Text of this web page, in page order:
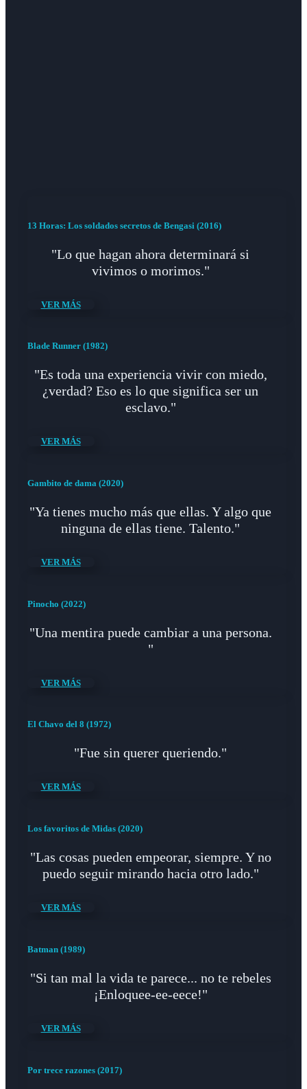
13 Horas: Los soldados secretos de Bengasi (2016)
"Lo que hagan ahora determinará si
vivimos o morimos."
VER MÁS
Blade Runner (1982)
"Es toda una experiencia vivir con miedo,
¿verdad? Eso es lo que significa ser un
esclavo."
VER MÁS
Gambito de dama (2020)
"Ya tienes mucho más que ellas. Y algo que
ninguna de ellas tiene. Talento."
VER MÁS
Pinocho (2022)
"Una mentira puede cambiar a una persona.
"
VER MÁS
El Chavo del 8 (1972)
"Fue sin querer queriendo."
VER MÁS
Los favoritos de Midas (2020)
"Las cosas pueden empeorar, siempre. Y no
puedo seguir mirando hacia otro lado."
VER MÁS
Batman (1989)
"Si tan mal la vida te parece... no te rebeles
¡Enloquee-ee-eece!"
VER MÁS
Por trece razones (2017)